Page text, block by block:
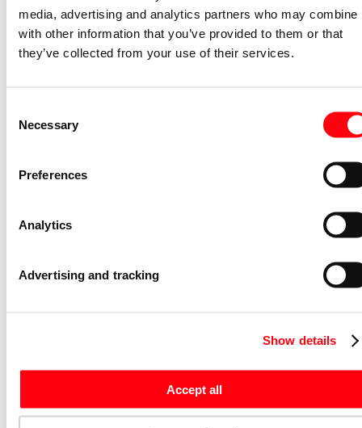
media, advertising and analytics partners who may combine
with other information that you’ve provided to them or that
they’ve collected from your use of their services.
Selection
Necessary
Preferences
Analytics
Advertising and tracking
Show details
Accept all
Met IFTTT ondersteuning
Nee
Antibacteriële behandeling
Nee
Gerelateerde artikelen
Leidinginvoerhulpstuk Ocean
ocean
Niet voorraadhoudend - Courant
Leidinginvoerhulpstuk Ocean schotje 1
M20x1.5 ocean